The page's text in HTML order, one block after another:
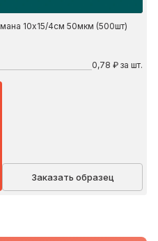
10х15/4см 50мкм (500шт)
0,78 ₽ за шт.
Заказать образец